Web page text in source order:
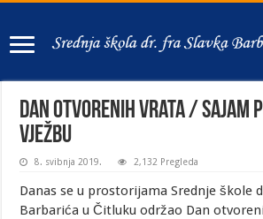
Dan otvorenih vrata / Sajam
vježbu
8. svibnja 2019. 2,132 Pregleda
Danas se u prostorijama Srednje škole
Barbarića u Čitluku održao Dan